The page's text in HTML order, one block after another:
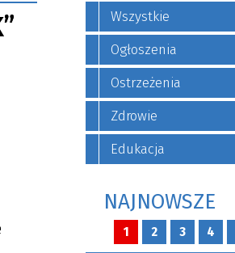
Wszystkie
Ogłoszenia
Ostrzeżenia
Zdrowie
Edukacja
NAJNOWSZE
1 2 3 4